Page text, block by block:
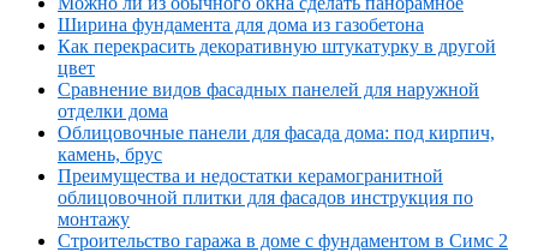
Ширина фундамента для дома из газобетона
Как перекрасить декоративную штукатурку в другой
цвет
Сравнение видов фасадных панелей для наружной
отделки дома
Облицовочные панели для фасада дома: под кирпич,
камень, брус
Преимущества и недостатки керамогранитной
облицовочной плитки для фасадов инструкция по
монтажу
Строительство гаража в доме с фундаментом в Симс 2